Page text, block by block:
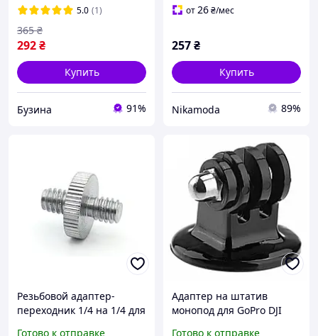
драйверов 5.0 (1)
292₴
365 ₴
Купить
Бузина 91%
от26₴/мес
257₴
Купить
Nikamoda 89%
Резьбовой адаптер-
переходник 1/4 на 1/4 для
Готово к отправке
Адаптер на штатив
монопод для GoPro DJI
Готово к отправке